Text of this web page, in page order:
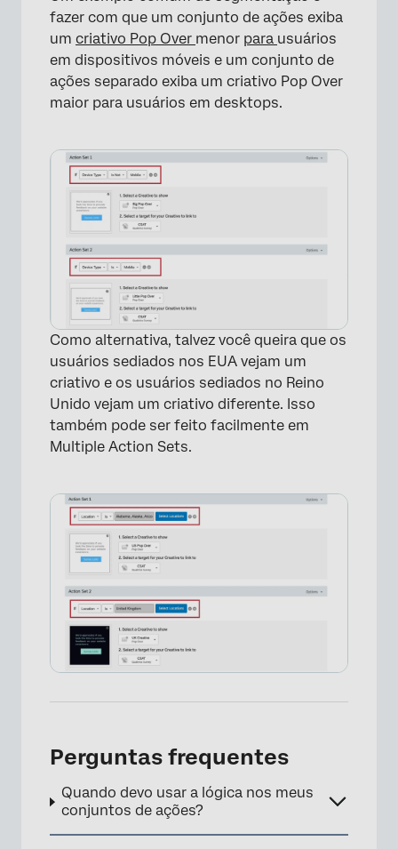
×
fazer com que um conjunto de ações exiba
um criativo Pop Over menor para usuários
em dispositivos móveis e um conjunto de
ações separado exiba um criativo Pop Over
maior para usuários em desktops.
Como alternativa, talvez você queira que os
usuários sediados nos EUA vejam um
criativo e os usuários sediados no Reino
Unido vejam um criativo diferente. Isso
também pode ser feito facilmente em
Multiple Action Sets.
Perguntas frequentes
Quando devo usar a lógica nos meus
conjuntos de ações?